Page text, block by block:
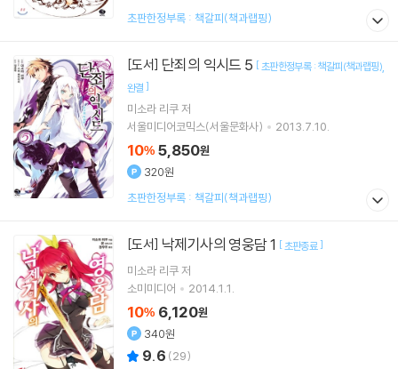
초판한정부록 : 책갈피(책과랩핑)
[도서] 단죄의 익시드 5 [초판한정부록 : 책갈피(책과랩핑)
완결 ]
미소라 리쿠저
서울미디어코믹스(서울문화사)
2013.7.10.
10% 5,850원
320원
초판한정부록 : 책갈피(책과랩핑)
[도서] 낙제기사의 영웅담 1 [초판종료]
미소라 리쿠저
소미미디어
2014.1.1.
10% 6,120원
340원
9.6 (29)